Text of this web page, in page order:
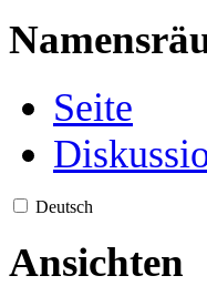
Seite
Deutsch
Ansichten